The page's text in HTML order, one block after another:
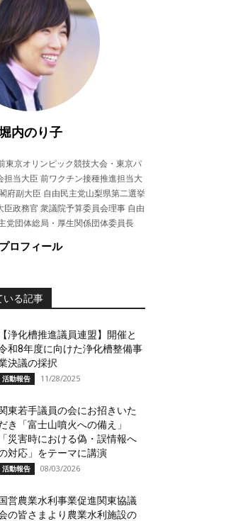
内のり子
東京オリンピック競技大会・東京パ
担当大臣 前ワクチン接種推進担当大
府副大臣 自由民主党山梨県第二選挙
臣政務官 衆議院予算委員会理事 自由
党団体総局・厚生関係団体委員長
プロフィール
いる記事
【浄化槽推進議員連盟】開催と
和8年度に向けた浄化槽整備事
決議の採択
活動報告 11/28/2025
東若手議員の会にお招きいた
き「富士山噴火への備え」
「災害時における偽・誤情報へ
対応」をテーマに講演
活動報告 08/03/2026
営農業水利事業促進関東協議
の皆さまより農業水利施設の